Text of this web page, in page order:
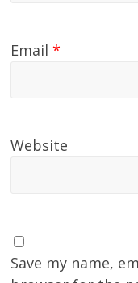
Email*
Website
Save my name,